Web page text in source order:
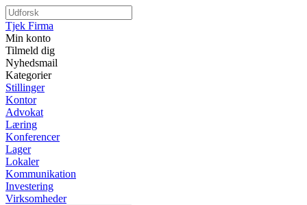
Tjek Firma
Min konto
Tilmeld dig
Nyhedsmail
Kategorier
Stillinger
Kontor
Advokat
Læring
Konferencer
Lager
Lokaler
Kommunikation
Investering
Virksomheder